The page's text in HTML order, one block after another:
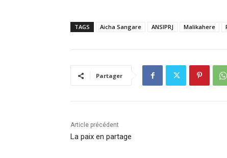
TAGS Aicha Sangare ANSIPRJ Malikahere
Partager
Article précédent
La paix en partage